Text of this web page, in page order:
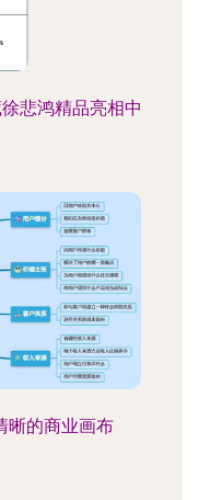
悲鸿精品亮相中
晰的商业画布